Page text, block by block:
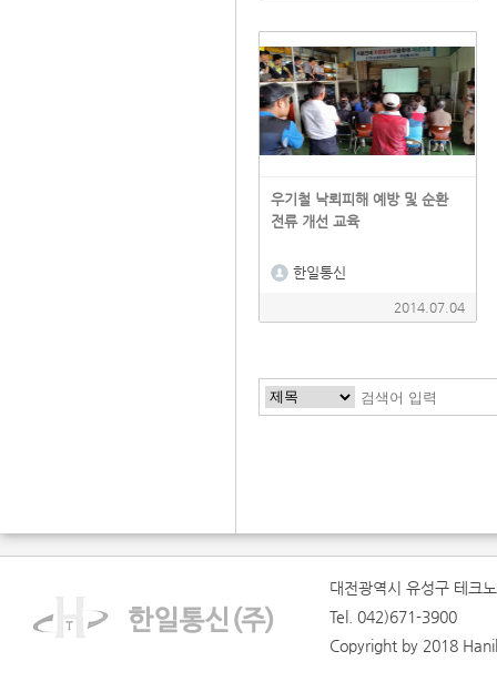
우기철 낙뢰피해 예방 및 순환
전류 개선 교육
한일통신
2014.07.04
대전광역시 유성구 테크
Tel. 042)671-3900
Copyright by 2018